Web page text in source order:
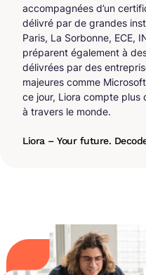
accompagnées d’un
délivré par de grandes
Paris, La Sorbonne, ECE,
préparent également à
délivrées par des
majeures comme
ce jour, Liora compte
à travers le monde.
Liora – Your future.